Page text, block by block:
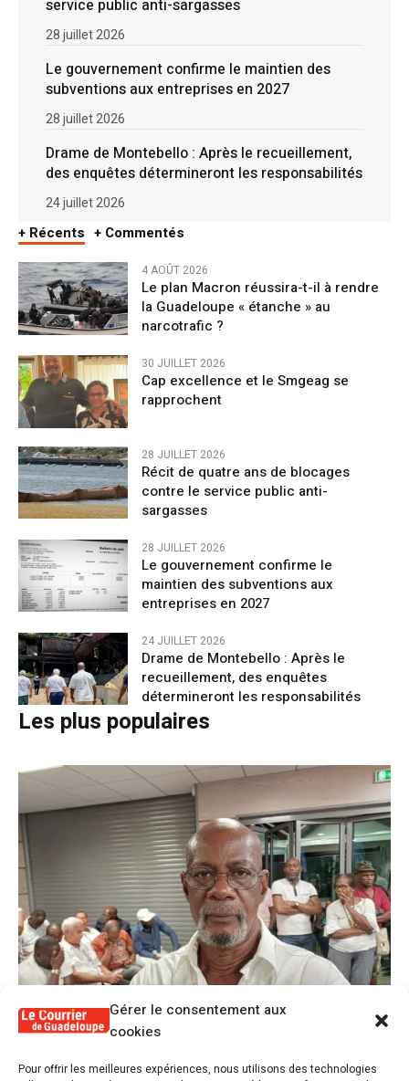
Gérer le consentement aux
cookies
Pour offrir les meilleures expériences, nous utilisons des technologies
service public anti-sargasses
28 juillet 2026
Le gouvernement confirme le maintien des
subventions aux entreprises en 2027
28 juillet 2026
Drame de Montebello : Après le recueillement,
des enquêtes détermineront les responsabilités
24 juillet 2026
+ Récents + Commentés
4 AOÛT 2026
Le plan Macron réussira-t-il à rendre
la Guadeloupe « étanche » au
narcotrafic ?
30 JUILLET 2026
Cap excellence et le Smgeag se
rapprochent
28 JUILLET 2026
Récit de quatre ans de blocages
contre le service public anti-
sargasses
28 JUILLET 2026
Le gouvernement confirme le
maintien des subventions aux
entreprises en 2027
24 JUILLET 2026
Drame de Montebello : Après le
recueillement, des enquêtes
détermineront les responsabilités
Les plus populaires
Alex Lollia : « Cédric Cornet développait